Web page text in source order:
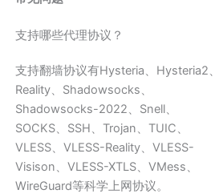
支持哪些代理协议？
支持翻墙协议有Hysteria、Hysteria2、
Reality、Shadowsocks、
Shadowsocks-2022、Snell、
SOCKS、SSH、Trojan、TUIC、
VLESS、VLESS-Reality、VLESS-
Visison、VLESS-XTLS、VMess、
WireGuard等科学上网协议。